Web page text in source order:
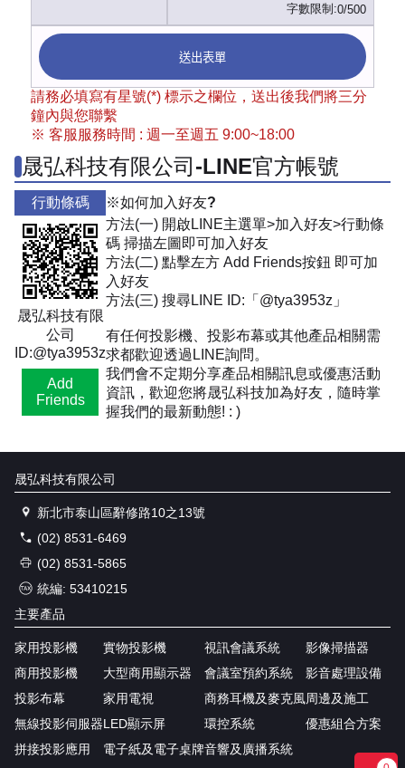
字數限制:0/500
送出表單
請務必填寫有星號(*) 標示之欄位，送出後我們將三分
鐘內與您聯繫
※ 客服服務時間 : 週一至週五 9:00~18:00
晟弘科技有限公司-LINE官方帳號
行動條碼
晟弘科技有限
公司
ID:@tya3953z
Add
Friends
※如何加入好友?
方法(一) 開啟LINE主選單>加入好友>行動條
碼 掃描左圖即可加入好友
方法(二) 點擊左方 Add Friends按鈕 即可加
入好友
方法(三) 搜尋LINE ID:「@tya3953z」
有任何投影機、投影布幕或其他產品相關需
求都歡迎透過LINE詢問。
我們會不定期分享產品相關訊息或優惠活動
資訊，歡迎您將晟弘科技加為好友，隨時掌
握我們的最新動態! : )
晟弘科技有限公司
新北市泰山區辭修路10之13號
(02) 8531-6469
(02) 8531-5865
統編: 53410215
主要產品
家用投影機
商用投影機
投影布幕
無線投影伺服器
拼接投影應用
實物投影機
大型商用顯示器
家用電視
LED顯示屏
電子紙及電子桌牌
視訊會議系統
會議室預約系統
商務耳機及麥克風
環控系統
音響及廣播系統
影像掃描器
影音處理設備
周邊及施工
優惠組合方案